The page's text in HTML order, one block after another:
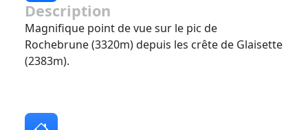
Description
Magnifique point de vue sur le pic de
Rochebrune (3320m) depuis les crête de Glaisette
(2383m).